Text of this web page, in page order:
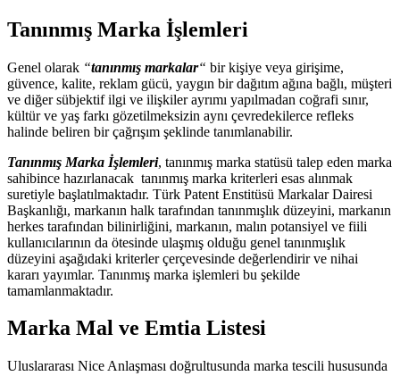
Tanınmış Marka İşlemleri
Genel olarak “tanınmış markalar“ bir kişiye veya girişime,
güvence, kalite, reklam gücü, yaygın bir dağıtım ağına bağlı, müşteri
ve diğer sübjektif ilgi ve ilişkiler ayrımı yapılmadan coğrafi sınır,
kültür ve yaş farkı gözetilmeksizin aynı çevredekilerce refleks
halinde beliren bir çağrışım şeklinde tanımlanabilir.
Tanınmış Marka İşlemleri, tanınmış marka statüsü talep eden marka
sahibince hazırlanacak tanınmış marka kriterleri esas alınmak
suretiyle başlatılmaktadır. Türk Patent Enstitüsü Markalar Dairesi
Başkanlığı, markanın halk tarafından tanınmışlık düzeyini, markanın
herkes tarafından bilinirliğini, markanın, malın potansiyel ve fiili
kullanıcılarının da ötesinde ulaşmış olduğu genel tanınmışlık
düzeyini aşağıdaki kriterler çerçevesinde değerlendirir ve nihai
kararı yayımlar. Tanınmış marka işlemleri bu şekilde
tamamlanmaktadır.
Marka Mal ve Emtia Listesi
Uluslararası Nice Anlaşması doğrultusunda marka tescili hususunda